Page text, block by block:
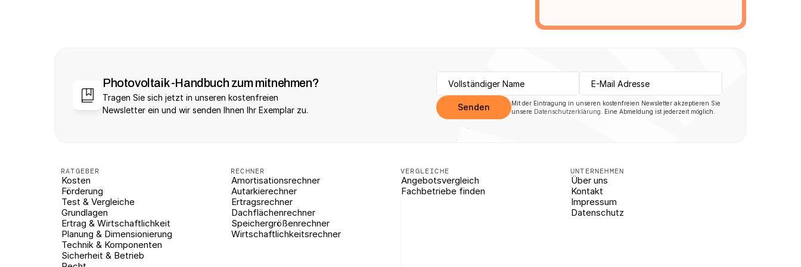
Photovoltaik -Handbuch zum mitnehmen?
Tragen Sie sich jetzt in unseren kostenfreien
Newsletter ein und wir senden Ihnen Ihr Exemplar zu.
Senden
Mit der Eintragung in unseren kostenfreien Newsletter akzeptieren Sie
unsere Datenschutzerklärung . Eine Abmeldung ist jederzeit möglich.
RATGEBER
Kosten
Förderung
Test & Vergleiche
Grundlagen
Ertrag & Wirtschaftlichkeit
Planung & Dimensionierung
Technik & Komponenten
Sicherheit & Betrieb
RECHNER
Amortisationsrechner
Autarkierechner
Ertragsrechner
Dachflächenrechner
Speichergrößenrechner
Wirtschaftlichkeitsrechner
VERGLEICHE
Angebotsvergleich
Fachbetriebe finden
UNTERNEHMEN
Über uns
Kontakt
Impressum
Datenschutz